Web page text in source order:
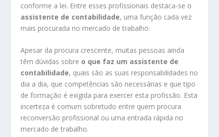
conforme a lei. Entre esses profissionais destaca-se o
assistente de contabilidade, uma função cada vez
mais procurada no mercado de trabalho.
Apesar da procura crescente, muitas pessoas ainda
têm dúvidas sobre o que faz um assistente de
contabilidade, quais são as suas responsabilidades no
dia a dia, que competências são necessárias e que tipo
de formação é exigida para exercer esta profissão. Esta
incerteza é comum sobretudo entre quem procura
reconversão profissional ou uma entrada rápida no
mercado de trabalho.